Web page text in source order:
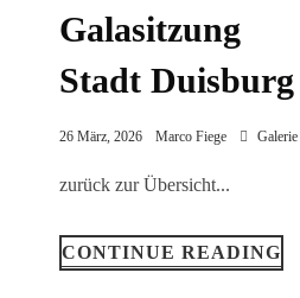
Galasitzung
Stadt Duisburg
26 März, 2026 Marco Fiege
zurück zur Übersicht...
CONTINUE READING